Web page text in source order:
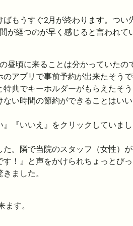
もうすぐ2月が終わります。つい
が経つのが早く感じると言われて
頃に来ることは分かっていたの
アプリで事前予約が出来たそうで
典でキーホルダーがもらえたそう
い時間の節約ができることはい
『いいえ』をクリックしていま
。隣で当院のスタッフ（女性）が
！』と声をかけられちょっとび
ました。
す。